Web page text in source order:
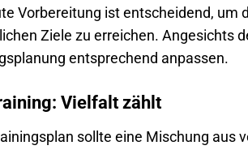
Vorbereitung ist entscheidend,
Ziele zu erreichen. Angesichts
entsprechend anpassen.
Vielfalt zählt
sollte eine Mischung aus